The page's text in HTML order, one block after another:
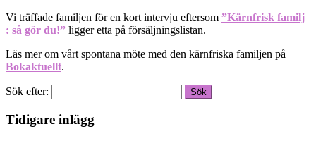
Vi träffade familjen för en kort intervju eftersom ”Kärnfrisk familj
: så gör du!” ligger etta på försäljningslistan.
Läs mer om vårt spontana möte med den kärnfriska familjen på
Bokaktuellt.
Sök efter:
Tidigare inlägg